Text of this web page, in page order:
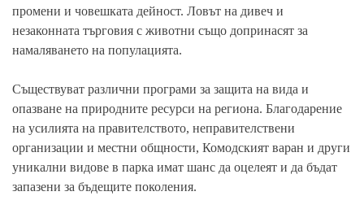
промени и човешката дейност. Ловът на дивеч и
незаконната търговия с животни също допринасят за
намаляването на популацията.
Съществуват различни програми за защита на вида и
опазване на природните ресурси на региона. Благодарение
на усилията на правителството, неправителствени
организации и местни общности, Комодският варан и други
уникални видове в парка имат шанс да оцелеят и да бъдат
запазени за бъдещите поколения.